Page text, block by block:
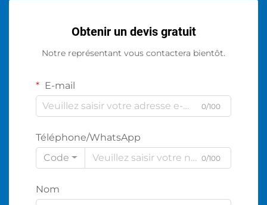
Obtenir un devis gratuit
Notre représentant vous contactera bientôt.
E-mail
0/100
Téléphone/WhatsApp
Code
0/100
Nom